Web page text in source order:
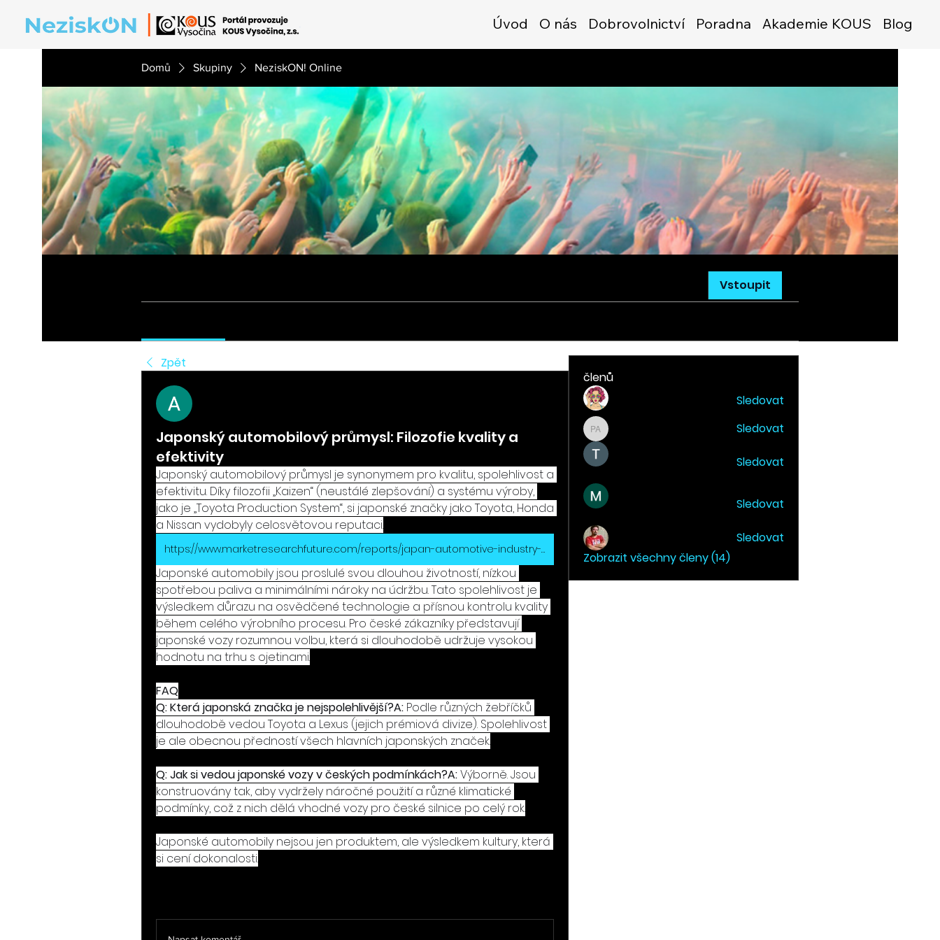
Úvod O nás Dobrovolnictví Poradna Akademie KOUS Blog
Domů Skupiny NeziskON! Online
Vstoupit
Zpět
Japonský automobilový průmysl: Filozofie kvality a
efektivity
Japonský automobilový průmysl je synonymem pro kvalitu, spolehlivost a
efektivitu. Díky filozofii „Kaizen“ (neustálé zlepšování) a systému výroby,
jako je „Toyota Production System“, si japonské značky jako Toyota, Honda
a Nissan vydobyly celosvětovou reputaci.
https://www.marketresearchfuture.com/reports/japan-automotive-industry-47039
Japonské automobily jsou proslulé svou dlouhou životností, nízkou
spotřebou paliva a minimálními nároky na údržbu. Tato spolehlivost je
výsledkem důrazu na osvědčené technologie a přísnou kontrolu kvality
během celého výrobního procesu. Pro české zákazníky představují
japonské vozy rozumnou volbu, která si dlouhodobě udržuje vysokou
hodnotu na trhu s ojetinami.
FAQ
Q: Která japonská značka je nejspolehlivější?A: Podle různých žebříčků
dlouhodobě vedou Toyota a Lexus (jejich prémiová divize). Spolehlivost
je ale obecnou předností všech hlavních japonských značek.
Q: Jak si vedou japonské vozy v českých podmínkách?A: Výborně. Jsou
konstruovány tak, aby vydržely náročné použití a různé klimatické
podmínky, což z nich dělá vhodné vozy pro české silnice po celý rok.
Japonské automobily nejsou jen produktem, ale výsledkem kultury, která
si cení dokonalosti.
členů
Olesya Solonenkova Sledovat
Projekt Angažovanci
Projekt Angažovanci Sledovat
Sledovat
Sledovat
Jan Petr Nekovar
Sledovat
Zobrazit všechny členy (14)